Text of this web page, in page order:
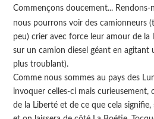
Commençons doucement... Rendons-
nous pourrons voir des camionneurs
peu) crier avec force leur amour de la
sur un camion diesel géant en agitant
plus troublant).
Comme nous sommes au pays des
invoquer celles-ci mais curieusement,
de la Liberté et de ce que cela